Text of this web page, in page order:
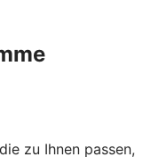
zu Ihnen passen,